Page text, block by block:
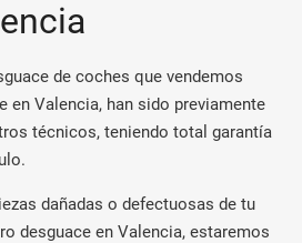
de coches que vendemos
en Valencia, han sido previamente
técnicos, teniendo total garantía
dañadas o defectuosas de tu
desguace en Valencia, estaremos